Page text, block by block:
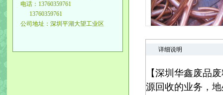
电话：13760359761
13760359761
公司地址：深圳平湖大望工业区
详细说明
【深圳华鑫废品
源回收的业务，